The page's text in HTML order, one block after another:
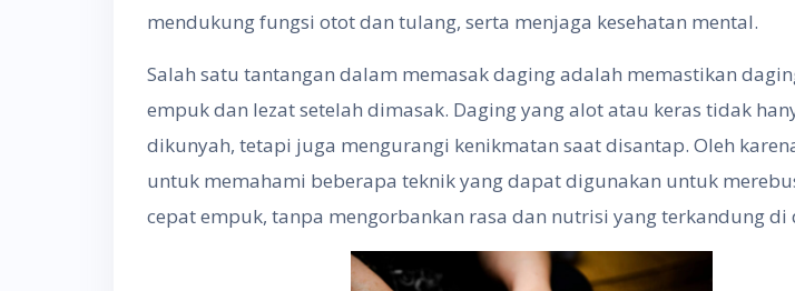
mendukung fungsi otot dan tulang, serta menjaga kesehatan mental.
Salah satu tantangan dalam memasak daging adalah memastikan
empuk dan lezat setelah dimasak. Daging yang alot atau keras tidak
dikunyah, tetapi juga mengurangi kenikmatan saat disantap. Oleh
untuk memahami beberapa teknik yang dapat digunakan untuk
cepat empuk, tanpa mengorbankan rasa dan nutrisi yang terkandung di